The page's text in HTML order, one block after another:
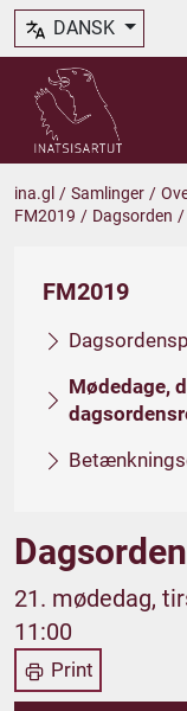
DANSK
ina.gl / Samlinger /
FM2019 / Dagsorden /
FM2019
Mødedage,
Dagsorden
21. mødedag,
11:00
Print